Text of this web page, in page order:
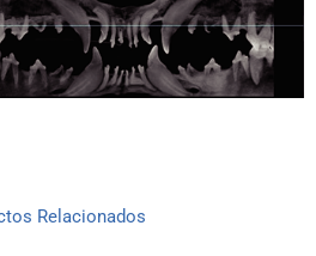
Relacionados